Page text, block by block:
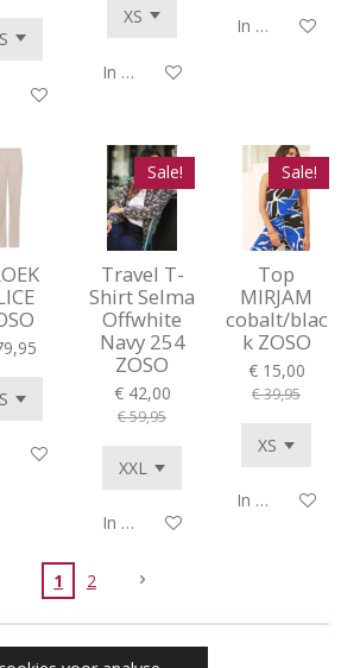
In winkelwagen
In
Sale!
Travel T-
Shirt Selma
Offwhite
Navy 254
ZOSO
€ 42,00
€ 59,95
In winkelwagen
Sale!
Top
MIRJAM
cobalt/blac
k ZOSO
€ 15,00
€ 39,95
In
1 2